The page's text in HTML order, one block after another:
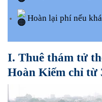
Hoàn lại phí nếu
I. Thuê thám tử
Hoàn Kiếm chỉ từ